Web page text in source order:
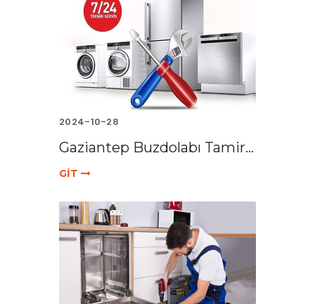
2024-10-28
Gaziantep Buzdolabı Tamir...
GİT